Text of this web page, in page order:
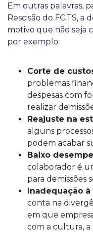
Em outras palavras,
Rescisão do FGTS, a
motivo que não seja
por exemplo:
Corte de
problemas
despesas com
realizar
Reajuste na
alguns
podem acabar
Baixo
colaborador é
para demissões
Inadequação
conta na
em que
com a cultura, a